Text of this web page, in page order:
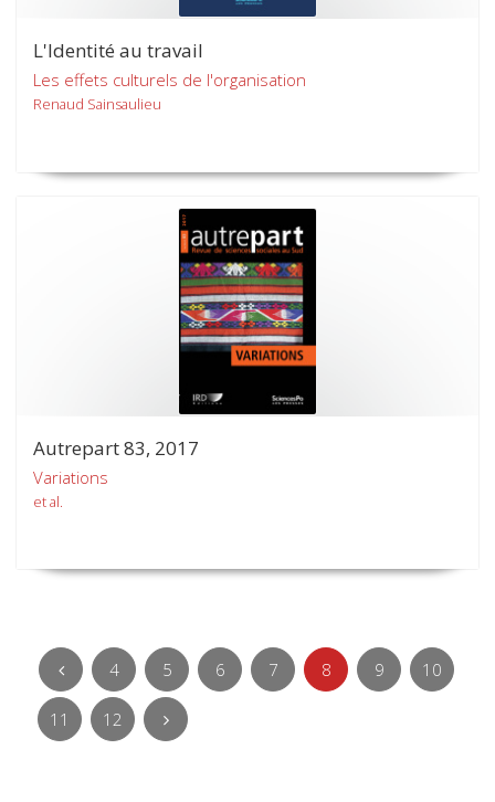
L'Identité au travail
Les effets culturels de l'organisation
Renaud Sainsaulieu
Autrepart 83, 2017
Variations
et al.
4 5 6 7 8 9 10
11 12